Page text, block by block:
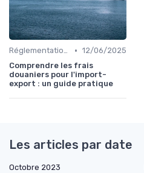
Réglementations Douanières • 12/06/2025
Comprendre les frais
douaniers pour l'import-
export : un guide pratique
Les articles par date
Octobre 2023